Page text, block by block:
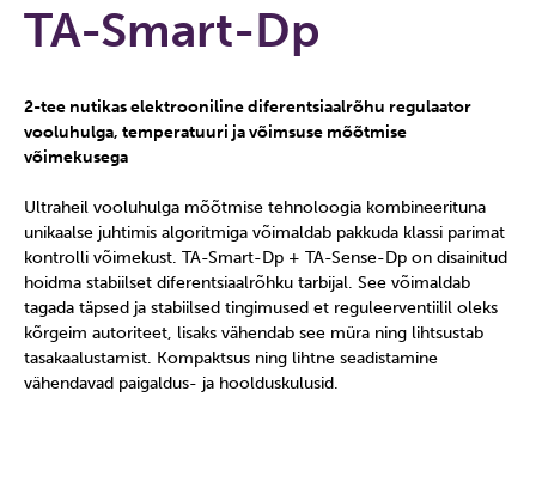
TA-Smart-Dp
2-tee nutikas elektrooniline diferentsiaalrõhu regulaator
vooluhulga, temperatuuri ja võimsuse mõõtmise
võimekusega
Ultraheil vooluhulga mõõtmise tehnoloogia kombineerituna
unikaalse juhtimis algoritmiga võimaldab pakkuda klassi parimat
kontrolli võimekust. TA-Smart-Dp + TA-Sense-Dp on disainitud
hoidma stabiilset diferentsiaalrõhku tarbijal. See võimaldab
tagada täpsed ja stabiilsed tingimused et reguleerventiilil oleks
kõrgeim autoriteet, lisaks vähendab see müra ning lihtsustab
tasakaalustamist. Kompaktsus ning lihtne seadistamine
vähendavad paigaldus- ja hoolduskulusid.